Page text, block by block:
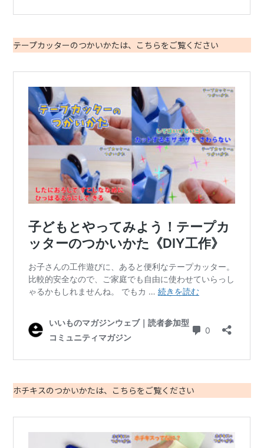
テープカッターのつかいかたは、こちらをご覧ください
ホチキスのつかいかたは、こちらをご覧ください